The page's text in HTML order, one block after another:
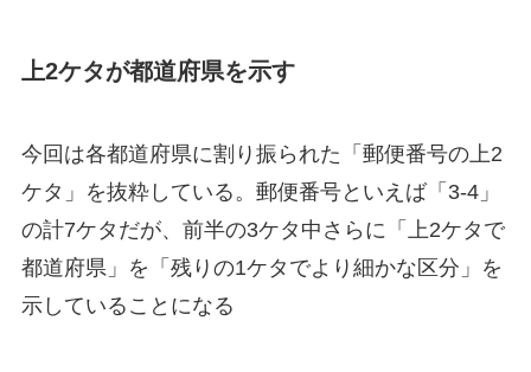
上2ケタが都道府県を示す
今回は各都道府県に割り振られた「 郵便番号の上2
ケタ 」を抜粋している。郵便番号といえば「3-4」
の計7ケタだが、前半の3ケタ中さらに「
上2ケタで
都道府県 」を「残りの1ケタでより細かな区分」を
示していることになる